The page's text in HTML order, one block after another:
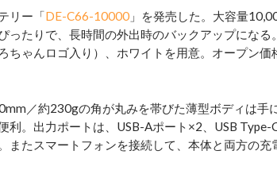
リー「DE-C66-10000 」を発売した。大容量
たりで、長時間の外出時のバックアップになる
ちゃんロゴ入り）、ホワイトを用意。オープン
／約230gの角が丸みを帯びた薄型ボディは手
利。出力ポートは、USB-Aポート×2、USB Type-
またスマートフォンを接続して、本体と両方の充